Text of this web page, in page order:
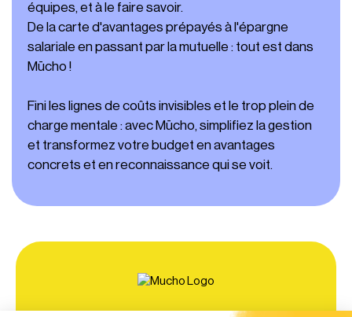
équipes, et à le faire savoir.
De la carte d'avantages prépayés à l'épargne
salariale en passant par la mutuelle : tout est dans
Mūcho !
Fini les lignes de coûts invisibles et le trop plein de
charge mentale : avec Mūcho, simplifiez la gestion
et transformez votre budget en avantages
concrets et en reconnaissance qui se voit.